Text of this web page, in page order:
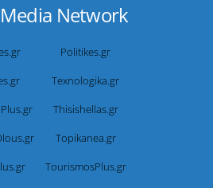
Network
Politikes.gr
Texnologika.gr
Thisishellas.gr
Topikanea.gr
TourismosPlus.gr